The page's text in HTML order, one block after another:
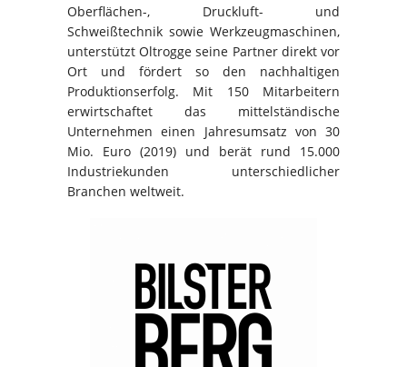
Oberflächen-, Druckluft- und
Schweißtechnik sowie Werkzeugmaschinen,
unterstützt Oltrogge seine Partner direkt vor
Ort und fördert so den nachhaltigen
Produktionserfolg. Mit 150 Mitarbeitern
erwirtschaftet das mittelständische
Unternehmen einen Jahresumsatz von 30
Mio. Euro (2019) und berät rund 15.000
Industriekunden unterschiedlicher
Branchen weltweit.